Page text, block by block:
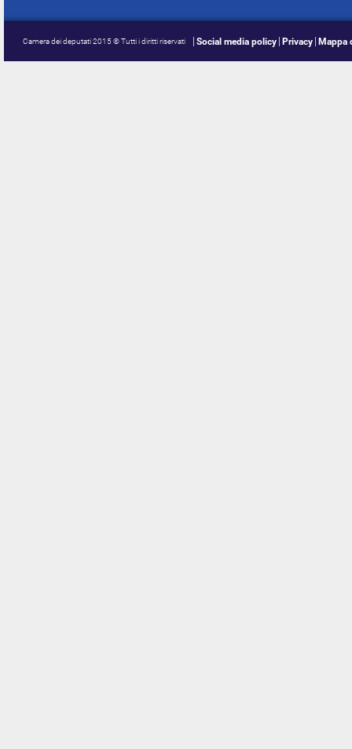
Camera dei deputati 2015 © Tutti i diritti riservati Social media policy Privacy Mappa